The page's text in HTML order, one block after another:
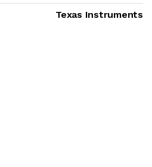
Texas Instruments